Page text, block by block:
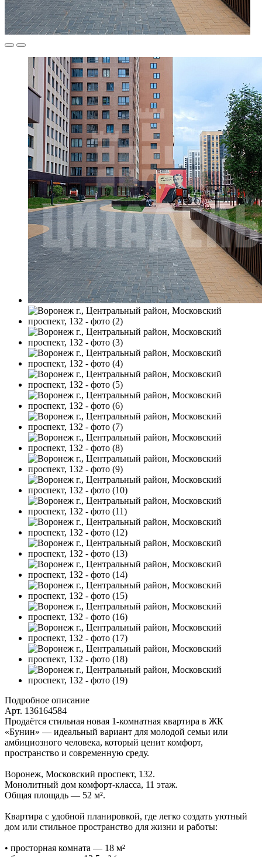
Подробное описание
Арт. 136164584
Продаётся стильная новая 1‑комнатная квартира в ЖК
«Бунин» — идеальный вариант для молодой семьи или
амбициозного человека, который ценит комфорт,
пространство и современную среду.
Воронеж, Московский проспект, 132.
Монолитный дом комфорт‑класса, 11 этаж.
Общая площадь — 52 м².
Квартира с удобной планировкой, где легко создать уютный
дом или стильное пространство для жизни и работы:
• просторная комната — 18 м²